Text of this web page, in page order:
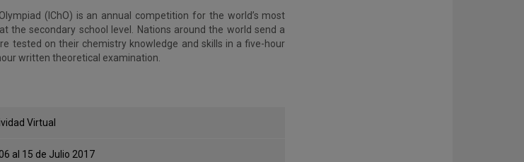
(IChO) is an annual competition for the world’s most
the secondary school level. Nations around the world send a
tested on their chemistry knowledge and skills in a five-hour
written theoretical examination.
Virtual
al 15 de Julio 2017